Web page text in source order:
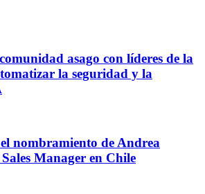
asago con líderes de la
la seguridad y la
nombramiento de Andrea
Manager en Chile